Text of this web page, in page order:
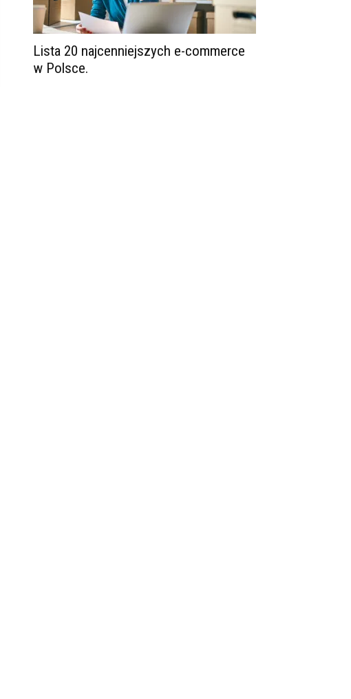
Lista 20 najcenniejszych e-commerce
w Polsce.